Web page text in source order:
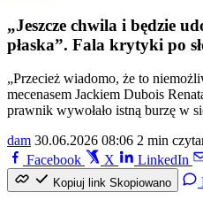
„Jeszcze chwila i będzie
płaska”. Fala krytyki po
„Przecież wiadomo, że to
mecenasem Jackiem Dubois
prawnik wywołało istną burzę w
dam 30.06.2026 08:06 2 min
Facebook
X LinkedIn
Kopiuj link Skopiowano